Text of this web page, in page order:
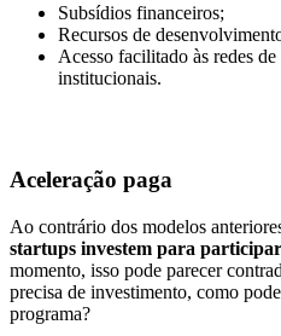
Subsídios financeiros;
Recursos de
Acesso facilitado às redes
institucionais.
Aceleração paga
Ao contrário dos modelos
startups investem para
momento, isso pode parecer
precisa de investimento, como
programa?